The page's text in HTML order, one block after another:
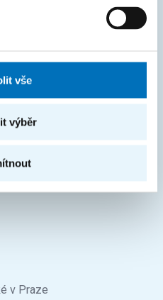
vše
výběr
v Praze